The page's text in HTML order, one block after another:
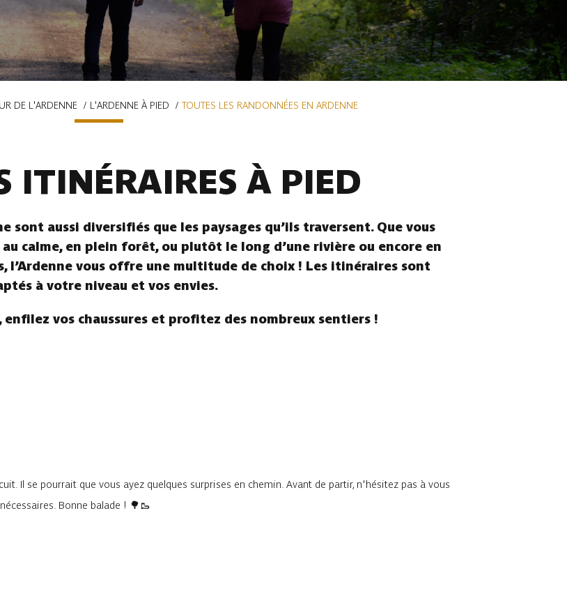
DE L'ARDENNE L'ARDENNE À PIED TOUTES LES RANDONNÉES EN ARDENNE
ITINÉRAIRES À PIED
sont aussi diversifiés que les paysages qu’ils traversent. Que vous
au calme, en plein forêt, ou plutôt le long d’une rivière ou encore en
l’Ardenne vous offre une multitude de choix ! Les itinéraires sont
à votre niveau et vos envies.
enfilez vos chaussures et profitez des nombreux sentiers !
Il se pourrait que vous ayez quelques surprises en chemin. Avant de partir, n'hésitez pas à vous
Bonne balade ! 🌳🥾